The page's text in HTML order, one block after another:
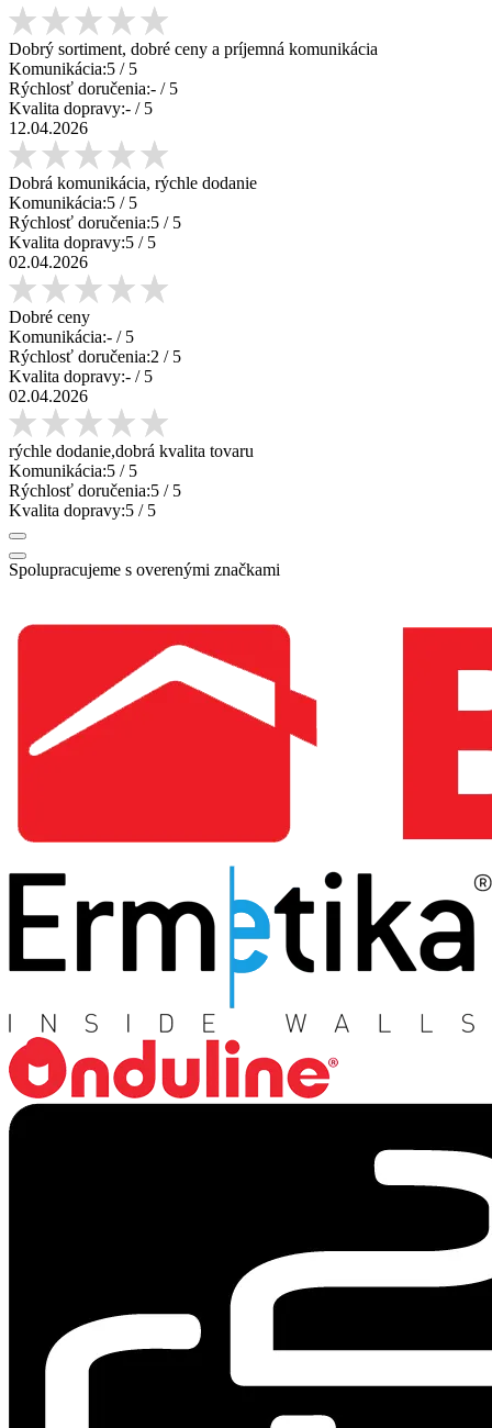
Dobrý sortiment, dobré ceny a príjemná komunikácia
Komunikácia:5 / 5
Rýchlosť doručenia:- / 5
Kvalita dopravy:- / 5
12.04.2026
Dobrá komunikácia, rýchle dodanie
Komunikácia:5 / 5
Rýchlosť doručenia:5 / 5
Kvalita dopravy:5 / 5
02.04.2026
Dobré ceny
Komunikácia:- / 5
Rýchlosť doručenia:2 / 5
Kvalita dopravy:- / 5
02.04.2026
rýchle dodanie,dobrá kvalita tovaru
Komunikácia:5 / 5
Rýchlosť doručenia:5 / 5
Kvalita dopravy:5 / 5
Spolupracujeme s overenými značkami